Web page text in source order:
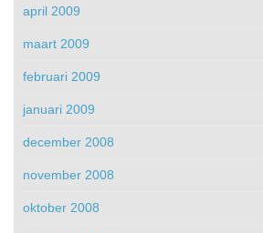
april 2009
maart 2009
februari 2009
januari 2009
december 2008
november 2008
oktober 2008